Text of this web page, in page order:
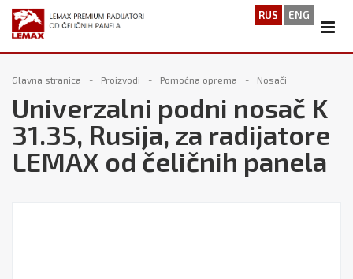
RUS ENG
Glavna stranica Proizvodi Pomoćna oprema Nosači
Univerzalni podni nosač K
31.35, Rusija, za radijatore
LEMAX od čeličnih panela